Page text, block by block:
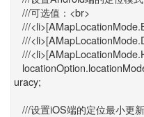
///可选值：<br>
///
///
///
uracy;
///设置iOS端的定位最小更